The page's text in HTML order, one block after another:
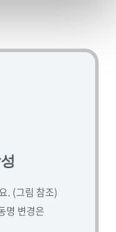
. (그림 참조)
명 변경은